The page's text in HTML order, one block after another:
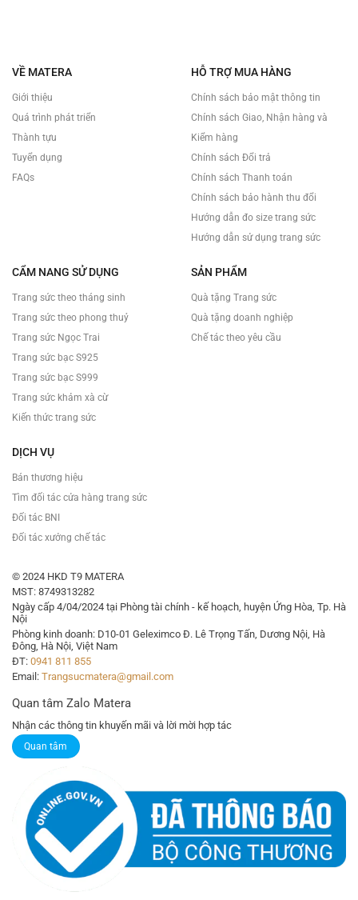
VỀ MATERA
Giới thiệu
Quá trình phát triển
Thành tựu
Tuyển dụng
FAQs
HỖ TRỢ MUA HÀNG
Chính sách bảo mật thông tin
Chính sách Giao, Nhận hàng và
Kiểm hàng
Chính sách Đổi trả
Chính sách Thanh toán
Chính sách bảo hành thu đổi
Hướng dẫn đo size trang sức
Hướng dẫn sử dụng trang sức
CẨM NANG SỬ DỤNG
Trang sức theo tháng sinh
Trang sức theo phong thuỷ
Trang sức Ngọc Trai
Trang sức bạc S925
Trang sức bạc S999
Trang sức khảm xà cừ
Kiến thức trang sức
SẢN PHẨM
Quà tặng Trang sức
Quà tặng doanh nghiệp
Chế tác theo yêu cầu
DỊCH VỤ
Bán thương hiệu
Tìm đối tác cửa hàng trang sức
Đối tác BNI
Đối tác xưởng chế tác
© 2024 HKD T9 MATERA
MST: 8749313282
Ngày cấp 4/04/2024 tại Phòng tài chính - kế hoạch, huyện Ứng Hòa, Tp. Hà
Nội
Phòng kinh doanh: D10-01 Geleximco Đ. Lê Trọng Tấn, Dương Nội, Hà
Đông, Hà Nội, Việt Nam
ĐT: 0941 811 855
Email: Trangsucmatera@gmail.com
Quan tâm Zalo Matera
Nhận các thông tin khuyến mãi và lời mời hợp tác
Quan tâm